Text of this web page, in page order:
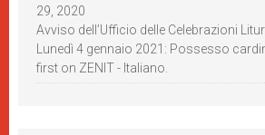
29, 2020
Avviso dell’Ufficio delle Celebrazioni
Lunedì 4 gennaio 2021: Possesso
first on ZENIT - Italiano.